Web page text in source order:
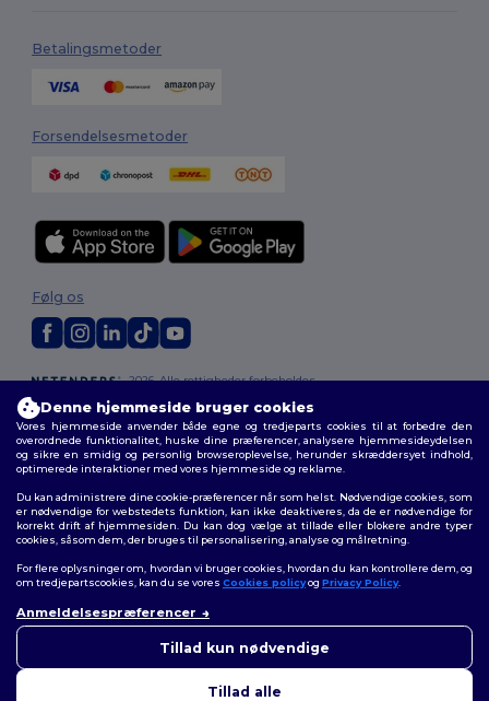
Betalingsmetoder
Forsendelsesmetoder
2026. Alle rettigheder forbeholdes
Vilkår og Betingelser |Tilpasset politik | Fortrolighedspolitik
cookies
Sitemap
Følg os
Denne hjemmeside bruger cookies
Vores hjemmeside anvender både egne og tredjeparts cookies til at forbedre den
overordnede funktionalitet, huske dine præferencer, analysere hjemmesideydelsen
og sikre en smidig og personlig browseroplevelse, herunder skræddersyet indhold,
optimerede interaktioner med vores hjemmeside og reklame.
Du kan administrere dine cookie-præferencer når som helst. Nødvendige cookies, som
er nødvendige for webstedets funktion, kan ikke deaktiveres, da de er nødvendige for
korrekt drift af hjemmesiden. Du kan dog vælge at tillade eller blokere andre typer
cookies, såsom dem, der bruges til personalisering, analyse og målretning.
For flere oplysninger om, hvordan vi bruger cookies, hvordan du kan kontrollere dem, og
om tredjepartscookies, kan du se vores Cookies policyog Privacy Policy.
Anmeldelsespræferencer
Tillad kun nødvendige
Tillad alle